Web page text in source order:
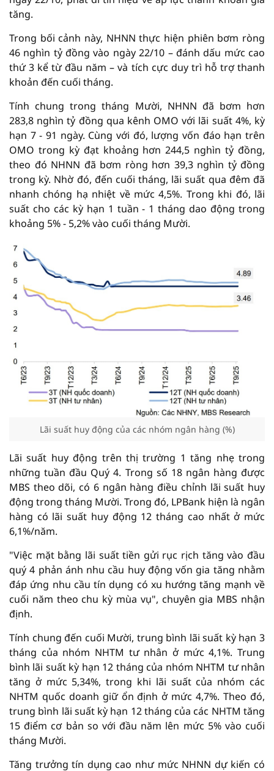
tăng.
Trong bối cảnh này, NHNN thực hiện phiên bơm ròng
46 nghìn tỷ đồng vào ngày 22/10 – đánh dấu mức cao
thứ 3 kể từ đầu năm – và tích cực duy trì hỗ trợ thanh
khoản đến cuối tháng.
Tính chung trong tháng Mười, NHNN đã bơm hơn
283,8 nghìn tỷ đồng qua kênh OMO với lãi suất 4%, kỳ
hạn 7 - 91 ngày. Cùng với đó, lượng vốn đáo hạn trên
OMO trong kỳ đạt khoảng hơn 244,5 nghìn tỷ đồng,
theo đó NHNN đã bơm ròng hơn 39,3 nghìn tỷ đồng
trong kỳ. Nhờ đó, đến cuối tháng, lãi suất qua đêm đã
nhanh chóng hạ nhiệt về mức 4,5%. Trong khi đó, lãi
suất cho các kỳ hạn 1 tuần - 1 tháng dao động trong
khoảng 5% - 5,2% vào cuối tháng Mười.
Lãi suất huy động của các nhóm ngân hàng (%)
Lãi suất huy động trên thị trường 1 tăng nhẹ trong
những tuần đầu Quý 4. Trong số 18 ngân hàng được
MBS theo dõi, có 6 ngân hàng điều chỉnh lãi suất huy
động trong tháng Mười. Trong đó, LPBank hiện là ngân
hàng có lãi suất huy động 12 tháng cao nhất ở mức
6,1%/năm.
"Việc mặt bằng lãi suất tiền gửi rục rịch tăng vào đầu
quý 4 phản ánh nhu cầu huy động vốn gia tăng nhằm
đáp ứng nhu cầu tín dụng có xu hướng tăng mạnh về
cuối năm theo chu kỳ mùa vụ", chuyên gia MBS nhận
định.
Tính chung đến cuối Mười, trung bình lãi suất kỳ hạn 3
tháng của nhóm NHTM tư nhân ở mức 4,1%. Trung
bình lãi suất kỳ hạn 12 tháng của nhóm NHTM tư nhân
tăng ở mức 5,34%, trong khi lãi suất của nhóm các
NHTM quốc doanh giữ ổn định ở mức 4,7%. Theo đó,
trung bình lãi suất kỳ hạn 12 tháng của các NHTM tăng
15 điểm cơ bản so với đầu năm lên mức 5% vào cuối
tháng Mười.
Tăng trưởng tín dụng cao như mức NHNN dự kiến có